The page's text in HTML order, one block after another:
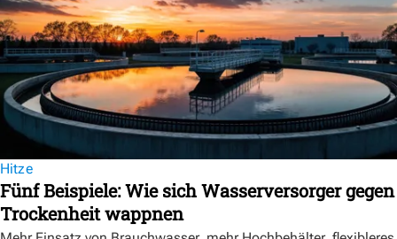
Hitze
Fünf Beispiele: Wie sich Wasserversorger gegen
Trockenheit wappnen